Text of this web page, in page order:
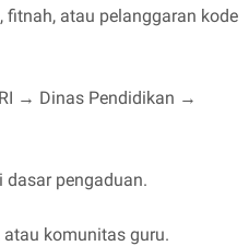
atau pelanggaran kode
→ Dinas Pendidikan →
pengaduan.
atau komunitas guru.